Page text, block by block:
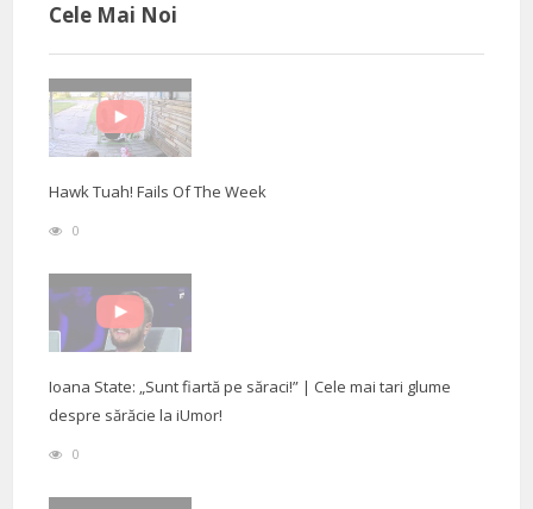
Cele Mai Noi
Hawk Tuah! Fails Of The Week
0
Ioana State: „Sunt fiartă pe săraci!” | Cele mai tari glume
despre sărăcie la iUmor!
0